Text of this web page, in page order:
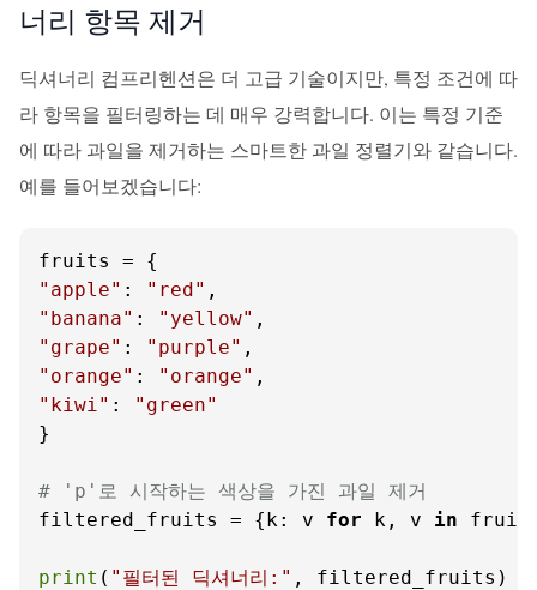
너리 항목 제거
딕셔너리 컴프리헨션은 더 고급 기술이지만, 특정 조건에 따
라 항목을 필터링하는 데 매우 강력합니다. 이는 특정 기준
에 따라 과일을 제거하는 스마트한 과일 정렬기와 같습니다.
예를 들어보겠습니다:
"apple" : "red"
"banana" : "yellow"
"grape" : "purple"
"orange" : "orange"
"kiwi" :
"green"
}
# 'p'로 시작하는 색상을 가진 과일 제거
filtered_fruits = {k: v for k, v in
print ( "필터된 딕셔너리:" , filtered_fruits)